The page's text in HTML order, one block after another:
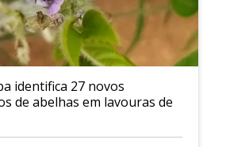
identifica 27 novos
de abelhas em lavouras de